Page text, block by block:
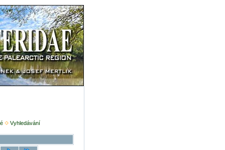
Vyhledávání